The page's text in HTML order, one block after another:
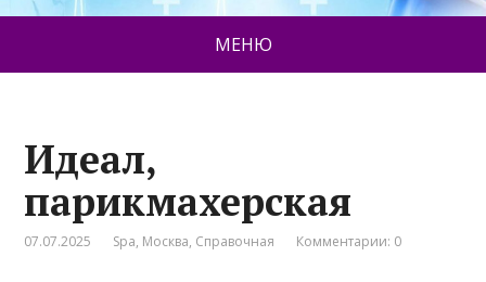
МЕНЮ
Идеал,
парикмахерская
07.07.2025 Spa, Москва, Справочная Комментарии: 0